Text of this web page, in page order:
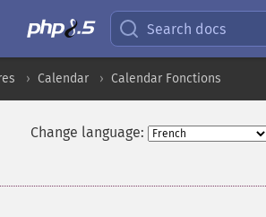
Search docs
Calendar Calendar Fonctions
Change language: